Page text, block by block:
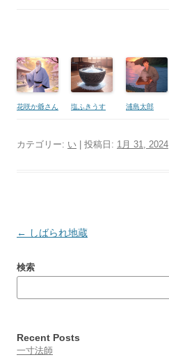
花咲か爺さん 塩ふきうす 浦島太郎
カテゴリー: い | 投稿日: 1月 31, 2024
投
ナ
シ
← しばられ地蔵
検索
Recent Posts
一寸法師